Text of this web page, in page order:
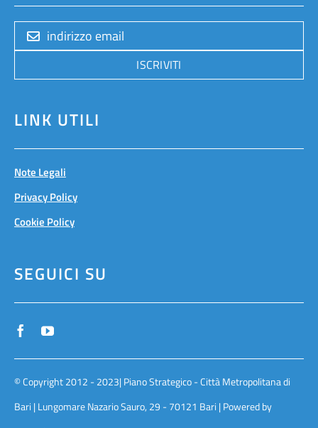
ISCRIVITI
LINK UTILI
Note Legali
Privacy Policy
Cookie Policy
SEGUICI SU
© Copyright 2012 - 2023| Piano Strategico - Città Metropolitana di
Bari | Lungomare Nazario Sauro, 29 - 70121 Bari | Powered by